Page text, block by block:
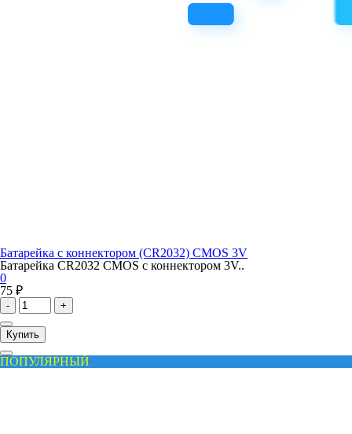
Батарейка с коннектором (CR2032) CMOS 3V
Батарейка CR2032 CMOS с коннектором 3V..
0
75 ₽
- +
Купить
ПОПУЛЯРНЫЙ